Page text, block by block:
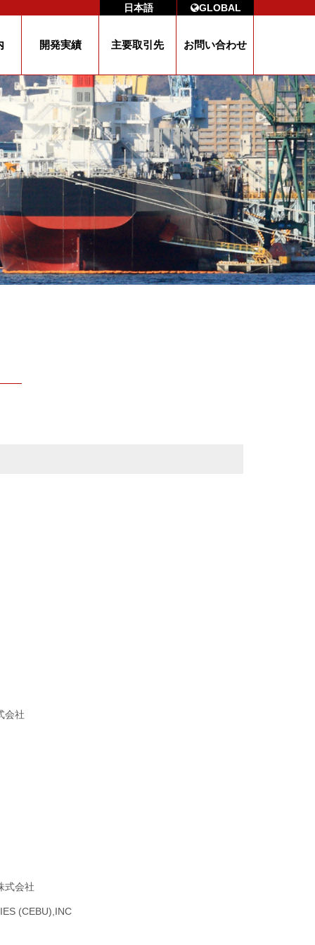
日本語 GLOBAL
開発実績 主要取引先 お問い合わせ
会社
式会社
(CEBU),INC